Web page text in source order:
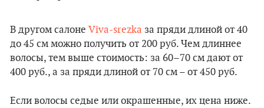
В другом салоне Viva-srezka за пряди длиной от 40
до 45 см можно получить от 200 руб. Чем длиннее
волосы, тем выше стоимость: за 60–70 см дают от
400 руб., а за пряди длиной от 70 см – от 450 руб.
Если волосы седые или окрашенные, их цена ниже.